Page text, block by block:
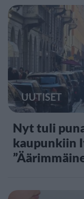
UUTISET
Nyt tuli
kaupunkiin